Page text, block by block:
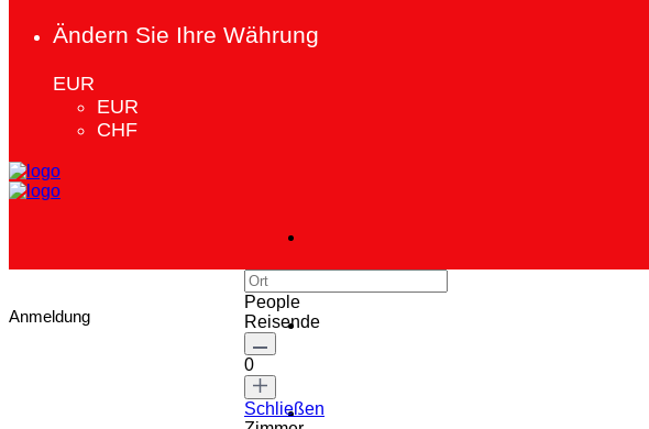
Ändern Sie Ihre Währung
EUR
EUR
CHF
Anmeldung
People
Reisende
0
Schließen